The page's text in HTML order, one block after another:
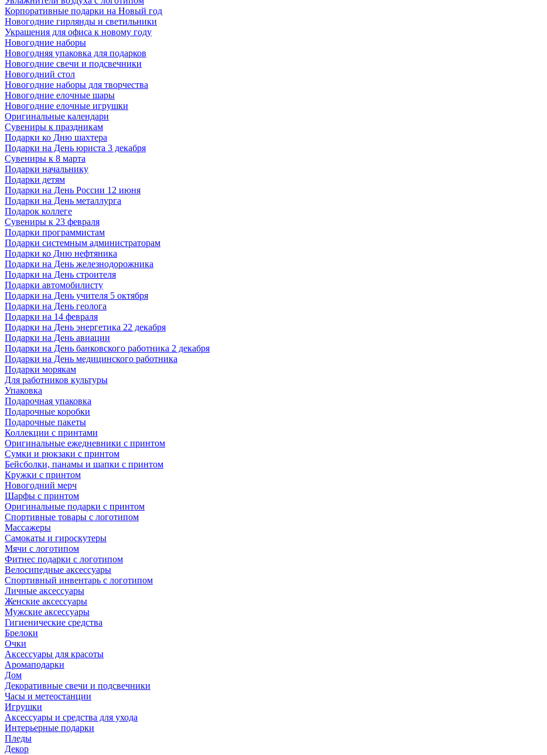
Корпоративные подарки на Новый год
Новогодние гирлянды и светильники
Украшения для офиса к новому году
Новогодние наборы
Новогодняя упаковка для подарков
Новогодние свечи и подсвечники
Новогодний стол
Новогодние наборы для творчества
Новогодние елочные шары
Новогодние елочные игрушки
Оригинальные календари
Сувениры к праздникам
Подарки ко Дню шахтера
Подарки на День юриста 3 декабря
Сувениры к 8 марта
Подарки начальнику
Подарки детям
Подарки на День России 12 июня
Подарки на День металлурга
Подарок коллеге
Сувениры к 23 февраля
Подарки программистам
Подарки системным администраторам
Подарки ко Дню нефтяника
Подарки на День железнодорожника
Подарки на День строителя
Подарки автомобилисту
Подарки на День учителя 5 октября
Подарки на День геолога
Подарки на 14 февраля
Подарки на День энергетика 22 декабря
Подарки на День авиации
Подарки на День банковского работника 2 декабря
Подарки на День медицинского работника
Подарки морякам
Для работников культуры
Упаковка
Подарочная упаковка
Подарочные коробки
Подарочные пакеты
Коллекции с принтами
Оригинальные ежедневники с принтом
Сумки и рюкзаки с принтом
Бейсболки, панамы и шапки с принтом
Кружки с принтом
Новогодний мерч
Шарфы с принтом
Оригинальные подарки с принтом
Спортивные товары с логотипом
Массажеры
Самокаты и гироскутеры
Мячи с логотипом
Фитнес подарки с логотипом
Велосипедные аксессуары
Спортивный инвентарь с логотипом
Личные аксессуары
Женские аксессуары
Мужские аксессуары
Гигиенические средства
Брелоки
Очки
Аксессуары для красоты
Аромаподарки
Дом
Декоративные свечи и подсвечники
Часы и метеостанции
Игрушки
Аксессуары и средства для ухода
Интерьерные подарки
Пледы
Декор